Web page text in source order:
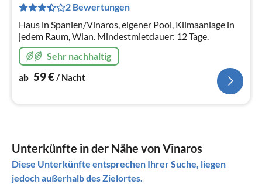
2 Bewertungen
Haus in Spanien/Vinaros, eigener Pool, Klimaanlage in
jedem Raum, Wlan. Mindestmietdauer: 12 Tage.
Sehr nachhaltig
ab 59€/ Nacht
Unterkünfte in der Nähe von Vinaros
Diese Unterkünfte entsprechen Ihrer Suche, liegen
jedoch außerhalb des Zielortes.